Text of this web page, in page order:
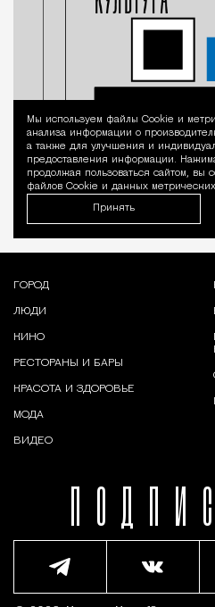
Мы используем файлы Сookie и
анализа информации о
а также для улучшения и
предоставления информации.
продолжая пользоваться сайтом, вы
файлов Cookie и данных
Принять
ГОРОД
ЛЮДИ
КИНО
РЕСТОРАНЫ И БАРЫ
КРАСОТА И ЗДОРОВЬЕ
МОДА
ВИДЕО